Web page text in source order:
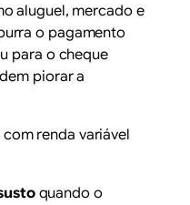
aluguel, mercado e
o pagamento
para o cheque
piorar a
renda variável
quando o